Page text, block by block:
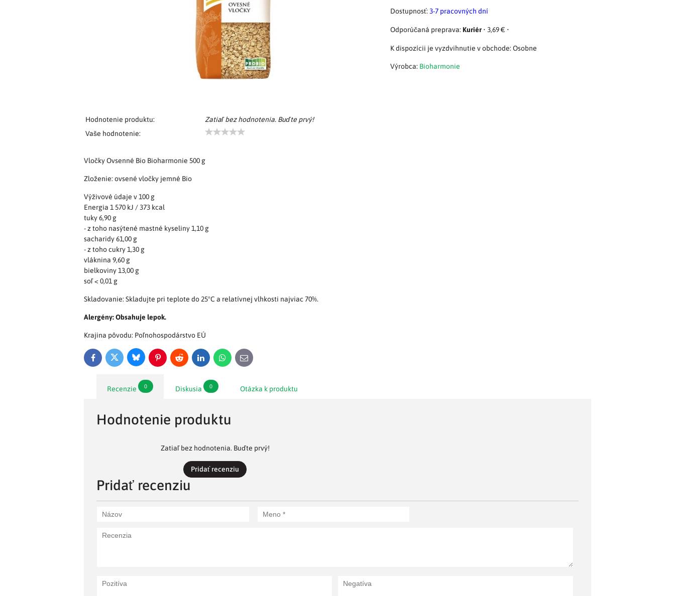
Hodnotenie produktu:
Zatiaľ bez hodnotenia. Buďte prvý!
Vaše hodnotenie:
Dostupnosť: 3-7 pracovných dní
Kuriér • 3,69 € •
Osobne
Výrobca: Bioharmonie
Vločky Ovsenné Bio Bioharmonie 500 g
Zloženie: ovsené vločky jemné Bio
Výživové údaje v 100 g
Energia 1 570 kJ / 373 kcal
tuky 6,90 g
- z toho nasýtené mastné kyseliny 1,10 g
sacharidy 61,00 g
- z toho cukry 1,30 g
vláknina 9,60 g
bielkoviny 13,00 g
soľ < 0,01 g
Skladovanie: Skladujte pri teplote do 25°C a relatívnej vlhkosti najviac 70%.
Alergény: Obsahuje lepok.
Krajina pôvodu: Poľnohospodárstvo EÚ
FacebookTwitterBlueskyPinterestRedditLinkedInWhatsApp
E-
mail
Recenzie 0 Diskusia 0 Otázka k produktu
Hodnotenie produktu
Zatiaľ bez hodnotenia. Buďte prvý!
Pridať recenziu
Pridať recenziu